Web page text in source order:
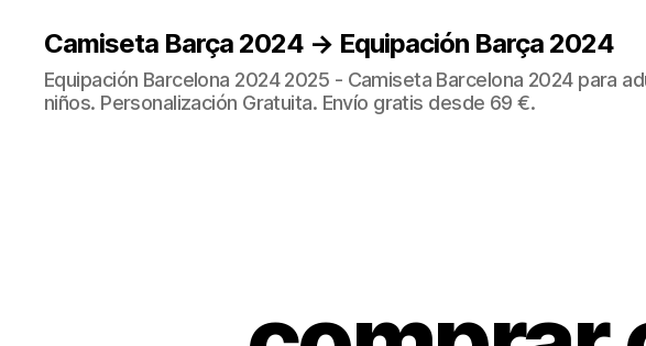
Camiseta Barça 2024 → Equipación Barça 2024
Equipación Barcelona 2024 2025 - Camiseta Barcelona 2024 para
niños. Personalización Gratuita. Envío gratis desde 69 €.